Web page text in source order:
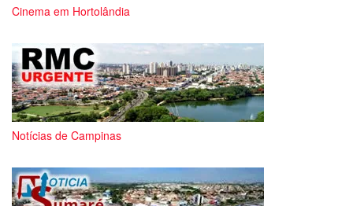
Cinema em Hortolândia
Notícias de Campinas